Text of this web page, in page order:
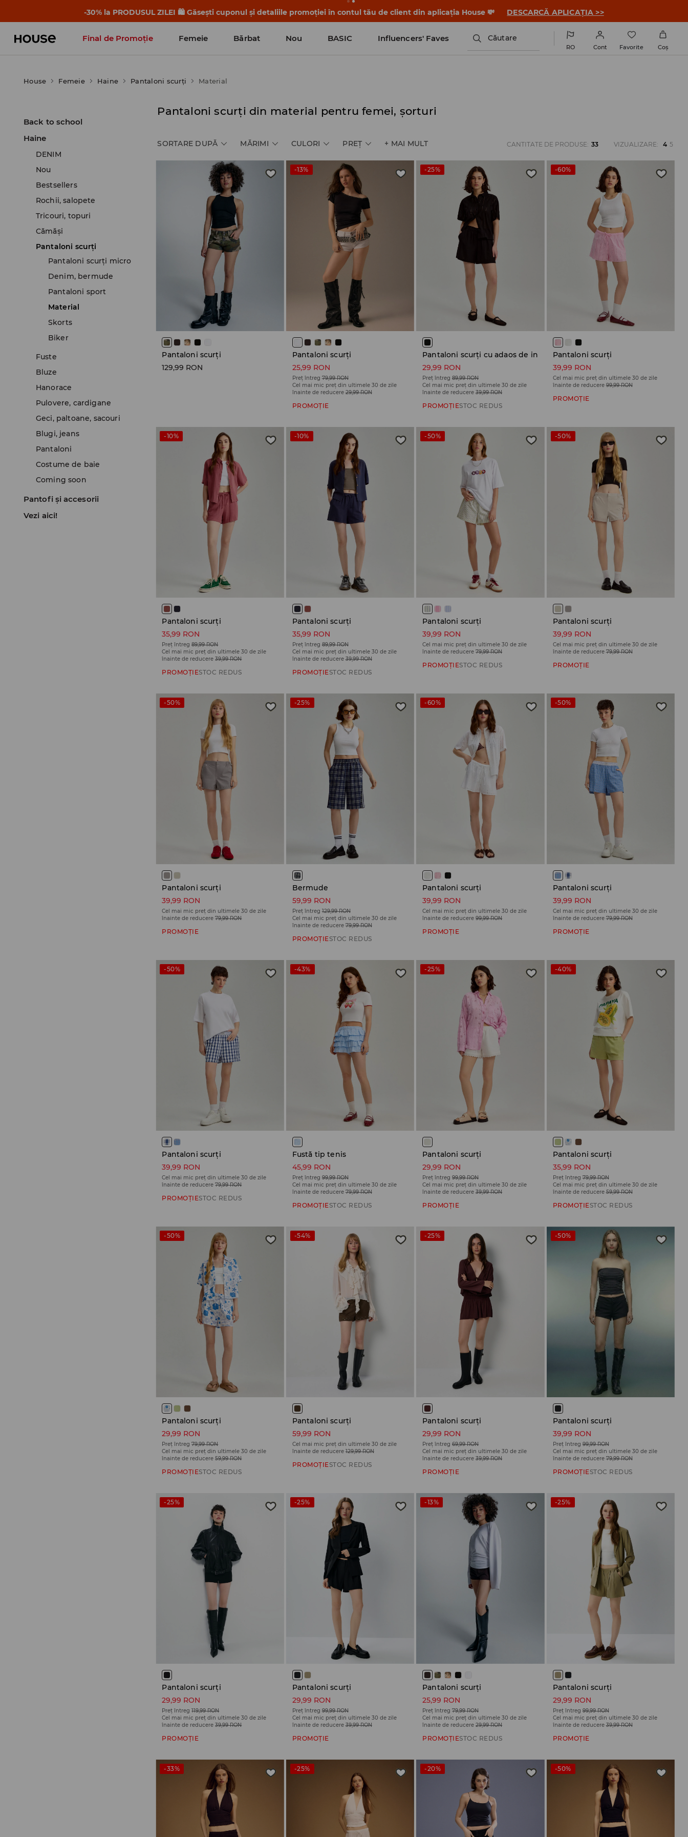
-30% la PRODUSUL ZILEI 🛍️ Găsești cuponul și detaliile promoției în contul tău de client din aplicația House 💸 DESCARCĂ APLICAȚIA >>
Final de Promoție Femeie Bărbat Nou BASIC Influencers' Faves Căutare
RO Cont Favorite Coş
House Femeie Haine Pantaloni scurţi Material
Back to school
Haine
DENIM
Nou
Bestsellers
Rochii, salopete
Tricouri, topuri
Cămăşi
Pantaloni scurţi
Pantaloni scurți micro
Denim, bermude
Pantaloni sport
Material
Skorts
Biker
Fuste
Bluze
Hanorace
Pulovere, cardigane
Geci, paltoane, sacouri
Blugi, jeans
Pantaloni
Costume de baie
Coming soon
Pantofi și accesorii
Vezi aici!
Pantaloni scurți din material pentru femei, șorturi
SORTARE DUPĂ MĂRIMI CULORI PREŢ + MAI MULT CANTITATE DE PRODUSE: 33 VIZUALIZARE: 4 5
Pantaloni scurți
129,99 RON
-13%
Pantaloni scurți
25,99 RON
Preț întreg 79,99 RON
Cel mai mic preț din ultimele 30 de zile
înainte de reducere 29,99 RON
PROMOȚIE
-25%
Pantaloni scurți cu adaos de in
29,99 RON
Preț întreg 89,99 RON
Cel mai mic preț din ultimele 30 de zile
înainte de reducere 39,99 RON
PROMOȚIESTOC REDUS
-60%
Pantaloni scurți
39,99 RON
Cel mai mic preț din ultimele 30 de zile
înainte de reducere 99,99 RON
PROMOȚIE
-10%
Pantaloni scurți
35,99 RON
Preț întreg 89,99 RON
Cel mai mic preț din ultimele 30 de zile
înainte de reducere 39,99 RON
PROMOȚIESTOC REDUS
-10%
Pantaloni scurți
35,99 RON
Preț întreg 89,99 RON
Cel mai mic preț din ultimele 30 de zile
înainte de reducere 39,99 RON
PROMOȚIESTOC REDUS
-50%
Pantaloni scurți
39,99 RON
Cel mai mic preț din ultimele 30 de zile
înainte de reducere 79,99 RON
PROMOȚIESTOC REDUS
-50%
Pantaloni scurți
39,99 RON
Cel mai mic preț din ultimele 30 de zile
înainte de reducere 79,99 RON
PROMOȚIE
-50%
Pantaloni scurți
39,99 RON
Cel mai mic preț din ultimele 30 de zile
înainte de reducere 79,99 RON
PROMOȚIE
-25%
Bermude
59,99 RON
Preț întreg 129,99 RON
Cel mai mic preț din ultimele 30 de zile
înainte de reducere 79,99 RON
PROMOȚIESTOC REDUS
-60%
Pantaloni scurți
39,99 RON
Cel mai mic preț din ultimele 30 de zile
înainte de reducere 99,99 RON
PROMOȚIE
-50%
Pantaloni scurți
39,99 RON
Cel mai mic preț din ultimele 30 de zile
înainte de reducere 79,99 RON
PROMOȚIE
-50%
Pantaloni scurți
39,99 RON
Cel mai mic preț din ultimele 30 de zile
înainte de reducere 79,99 RON
PROMOȚIESTOC REDUS
-43%
Fustă tip tenis
45,99 RON
Preț întreg 99,99 RON
Cel mai mic preț din ultimele 30 de zile
înainte de reducere 79,99 RON
PROMOȚIESTOC REDUS
-25%
Pantaloni scurți
29,99 RON
Preț întreg 99,99 RON
Cel mai mic preț din ultimele 30 de zile
înainte de reducere 39,99 RON
PROMOȚIE
-40%
Pantaloni scurți
35,99 RON
Preț întreg 79,99 RON
Cel mai mic preț din ultimele 30 de zile
înainte de reducere 59,99 RON
PROMOȚIESTOC REDUS
-50%
Pantaloni scurți
29,99 RON
Preț întreg 79,99 RON
Cel mai mic preț din ultimele 30 de zile
înainte de reducere 59,99 RON
PROMOȚIESTOC REDUS
-54%
Pantaloni scurți
59,99 RON
Cel mai mic preț din ultimele 30 de zile
înainte de reducere 129,99 RON
PROMOȚIESTOC REDUS
-25%
Pantaloni scurți
29,99 RON
Preț întreg 69,99 RON
Cel mai mic preț din ultimele 30 de zile
înainte de reducere 39,99 RON
PROMOȚIE
-50%
Pantaloni scurți
39,99 RON
Preț întreg 99,99 RON
Cel mai mic preț din ultimele 30 de zile
înainte de reducere 79,99 RON
PROMOȚIESTOC REDUS
-25%
Pantaloni scurți
29,99 RON
Preț întreg 119,99 RON
Cel mai mic preț din ultimele 30 de zile
înainte de reducere 39,99 RON
PROMOȚIE
-25%
Pantaloni scurți
29,99 RON
Preț întreg 99,99 RON
Cel mai mic preț din ultimele 30 de zile
înainte de reducere 39,99 RON
PROMOȚIE
-13%
Pantaloni scurți
25,99 RON
Preț întreg 79,99 RON
Cel mai mic preț din ultimele 30 de zile
înainte de reducere 29,99 RON
PROMOȚIESTOC REDUS
-25%
Pantaloni scurți
29,99 RON
Preț întreg 99,99 RON
Cel mai mic preț din ultimele 30 de zile
înainte de reducere 39,99 RON
PROMOȚIE
-33% -25% -20% -50%